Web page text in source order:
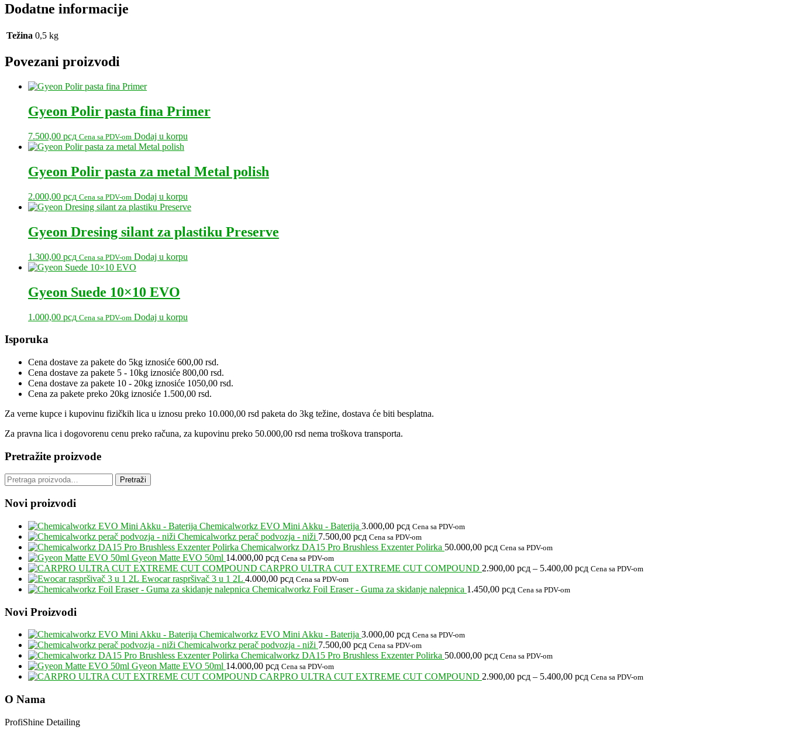
Dodatne informacije
Težina 0,5 kg
Povezani proizvodi
Gyeon Polir pasta fina Primer
7.500,00 рсд Cena sa PDV-om Dodaj u korpu
Gyeon Polir pasta za metal Metal polish
2.000,00 рсд Cena sa PDV-om Dodaj u korpu
Gyeon Dresing silant za plastiku Preserve
1.300,00 рсд Cena sa PDV-om Dodaj u korpu
Gyeon Suede 10×10 EVO
1.000,00 рсд Cena sa PDV-om Dodaj u korpu
Primary
Sidebar
Isporuka
Cena dostave za pakete do 5kg iznosiće 600,00 rsd.
Cena dostave za pakete 5 - 10kg iznosiće 800,00 rsd.
Cena dostave za pakete 10 - 20kg iznosiće 1050,00 rsd.
Cena za pakete preko 20kg iznosiće 1.500,00 rsd.
Za verne kupce i kupovinu fizičkih lica u iznosu preko 10.000,00 rsd paketa do 3kg težine, dostava će biti besplatna.
Za pravna lica i dogovorenu cenu preko računa, za kupovinu preko 50.000,00 rsd nema troškova transporta.
Pretražite proizvode
Pretraga
za:
Pretraži
Novi proizvodi
Chemicalworkz EVO Mini Akku - Baterija 3.000,00 рсд Cena sa PDV-om
Chemicalworkz perač podvozja - niži 7.500,00 рсд Cena sa PDV-om
Chemicalworkz DA15 Pro Brushless Exzenter Polirka 50.000,00 рсд Cena sa PDV-om
Gyeon Matte EVO 50ml 14.000,00 рсд Cena sa PDV-om
CARPRO ULTRA CUT EXTREME CUT COMPOUND 2.900,00 рсд – 5.400,00 рсдRaspon
Cena sa PDV-om
Ewocar raspršivač 3 u 1 2L 4.000,00 рсд Cena sa PDV-om
Chemicalworkz Foil Eraser - Guma za skidanje nalepnica 1.450,00 рсд Cena sa PDV-om
Footer
Novi Proizvodi
Chemicalworkz EVO Mini Akku - Baterija 3.000,00 рсд Cena sa PDV-om
Chemicalworkz perač podvozja - niži 7.500,00 рсд Cena sa PDV-om
Chemicalworkz DA15 Pro Brushless Exzenter Polirka 50.000,00 рсд Cena sa PDV-om
Gyeon Matte EVO 50ml 14.000,00 рсд Cena sa PDV-om
CARPRO ULTRA CUT EXTREME CUT COMPOUND 2.900,00 рсд – 5.400,00 рсдRaspon
Cena sa PDV-om
O Nama
ProfiShine Detailing